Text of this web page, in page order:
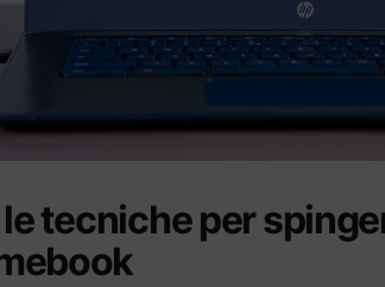
tecniche per